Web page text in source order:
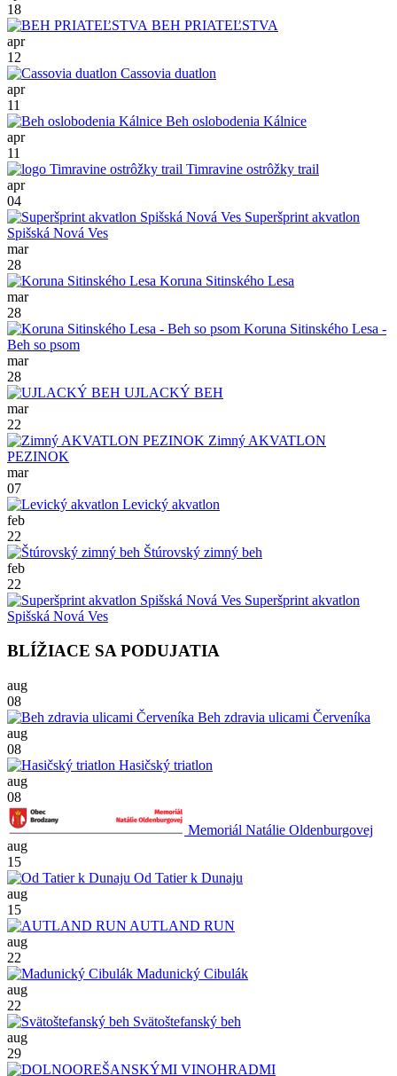
18
BEH PRIATEĽSTVA
apr
12
Cassovia duatlon
apr
11
Beh oslobodenia Kálnice
apr
11
Timravine ostrôžky trail
apr
04
Superšprint akvatlon
Spišská Nová Ves
mar
28
Koruna Sitinského Lesa
mar
28
Koruna Sitinského Lesa -
Beh so psom
mar
28
UJLACKÝ BEH
mar
22
Zimný AKVATLON
PEZINOK
mar
07
Levický akvatlon
feb
22
Štúrovský zimný beh
feb
22
Superšprint akvatlon
Spišská Nová Ves
BLÍŽIACE SA PODUJATIA
aug
08
Beh zdravia ulicami Červeníka
aug
08
Hasičský triatlon
aug
08
Memoriál Natálie Oldenburgovej
aug
15
Od Tatier k Dunaju
aug
15
AUTLAND RUN
aug
22
Madunický Cibulák
aug
22
Svätoštefanský beh
aug
29